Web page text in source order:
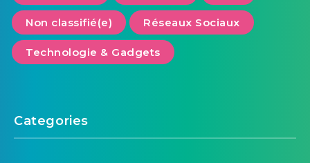
Non classifié(e) Réseaux Sociaux
Technologie & Gadgets
Categories